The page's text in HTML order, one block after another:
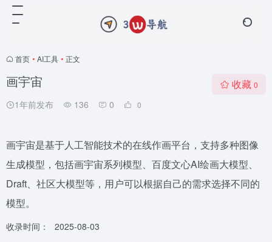
首页 • AI工具 • 正文
画宇宙
1年前发布 136 0 0
收藏 0
画宇宙是基于人工智能技术的在线作画平台，支持多种图像
生成模型，包括画宇宙系列模型、百度文心AI绘画大模型、
Draft、社区大模型等，用户可以根据自己的需求选择不同的
模型。
收录时间：
2025-08-03